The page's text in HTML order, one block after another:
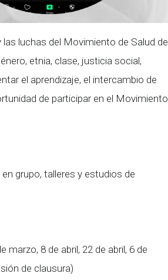
luchas del Movimiento de Salud de
etnia, clase, justicia social,
el aprendizaje, el intercambio de
de participar en el Movimiento
grupo, talleres y estudios de
8 de abril, 22 de abril, 6 de
de clausura)